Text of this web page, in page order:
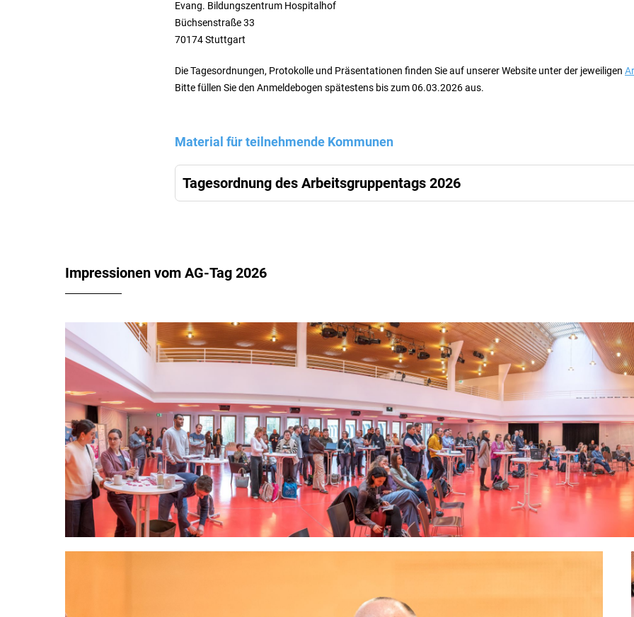
Evang. Bildungszentrum Hospitalhof
Büchsenstraße 33
70174 Stuttgart
Die Tagesordnungen, Protokolle und Präsentationen finden Sie auf unserer Website unter der jeweiligen
Bitte füllen Sie den Anmeldebogen spätestens bis zum 06.03.2026 aus.
Material für teilnehmende Kommunen
Tagesordnung des Arbeitsgruppentags 2026
Impressionen vom AG-Tag 2026
Arbeitsgruppentag 2026 der AGFK-BW
Wenn Sie externe Videos von YouTube aktivieren, werden Daten automatisiert an diesen